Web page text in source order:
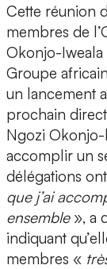
Cette réunion
membres de
Okonjo-Iweala
Groupe
un lancement
prochain
Ngozi
accomplir un
délégations
que j’ai
ensemble», a
indiquant
membres «